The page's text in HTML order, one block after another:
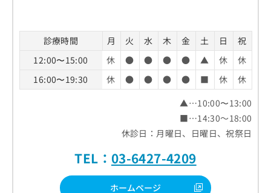
診療時間 月 火 水 木 金 土 日
祝
12:00〜15:00
休 ● ● ● ● ▲ 休
休
16:00〜19:30
休 ● ● ● ● ■ 休
休
▲…10:00〜13:00
■…14:30～18:00
休診日：月曜日、日曜日、祝祭日
TEL： 03-6427-4209
ホームページ